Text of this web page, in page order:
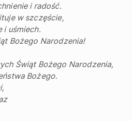
i radość.
w szczęście,
i uśmiech.
Bożego Narodzenia!
Świąt Bożego Narodzenia,
Bożego.